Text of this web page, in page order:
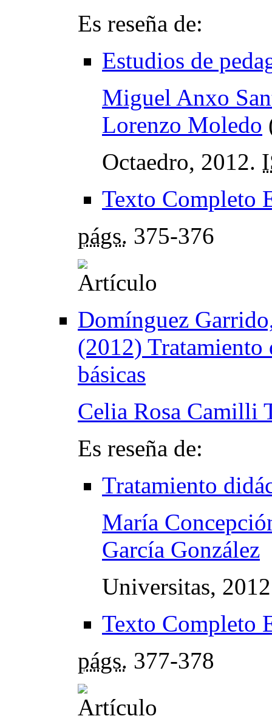
Es reseña de:
Estudios de
Miguel Anxo
Lorenzo Moledo
Octaedro, 2012.
Texto Completo
págs. 375-376
Domínguez
(2012) Tratamiento
básicas
Celia Rosa Camilli
Es reseña de:
Tratamiento
María
García González
Universitas,
Texto Completo
págs. 377-378